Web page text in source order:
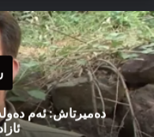
دەمیرتاش: ئەم